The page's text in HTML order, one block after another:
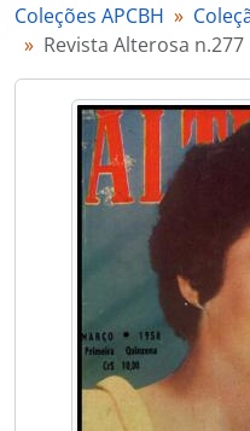
Coleções APCBH
Revista Alterosa n.277